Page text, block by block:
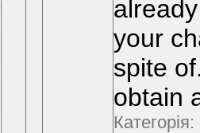
your
spite
obtain
Категорія: